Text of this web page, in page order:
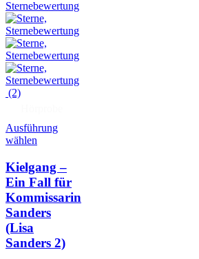
(2)
Ausführung
wählen
Kielgang –
Ein Fall für
Kommissarin
Sanders
(Lisa
Sanders 2)